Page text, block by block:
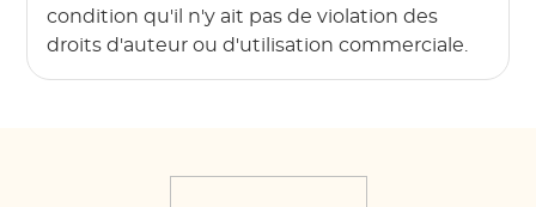
condition qu'il n'y ait pas de violation des
droits d'auteur ou d'utilisation commerciale.